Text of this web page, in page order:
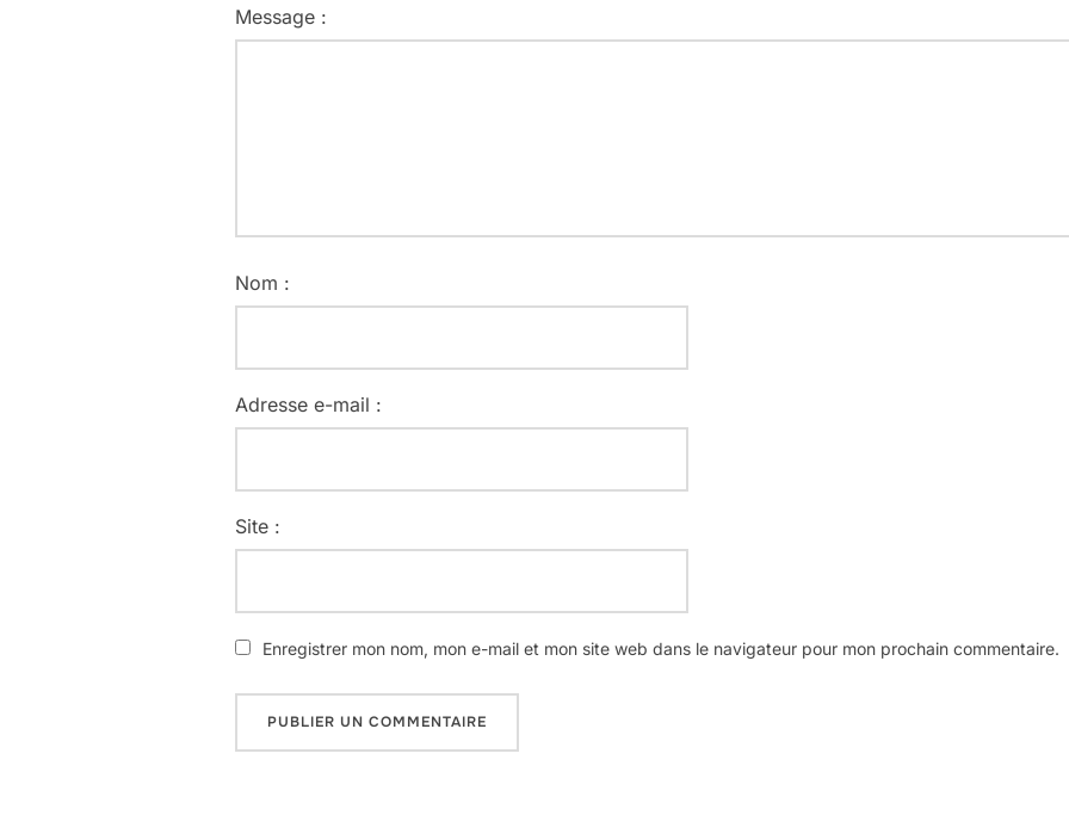
Message :
Nom :
Adresse e-mail :
Site :
Enregistrer mon nom, mon e-mail et mon site web dans le navigateur pour mon prochain commentaire.